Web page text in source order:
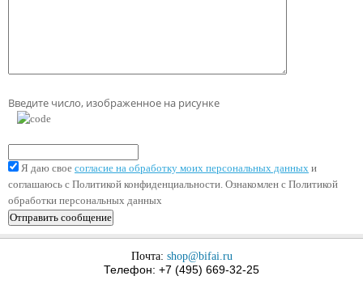
Введите число, изображенное на рисунке
Я даю свое согласие на обработку моих персональных данных и
соглашаюсь с Политикой конфиденциальности. Ознакомлен с Политикой
обработки персональных данных
Почта: shop@bifai.ru
Телефон: +7 (495) 669-32-25